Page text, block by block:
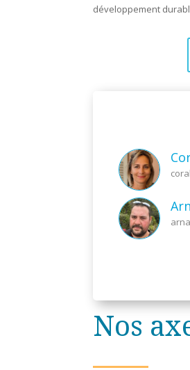
développement
Nos